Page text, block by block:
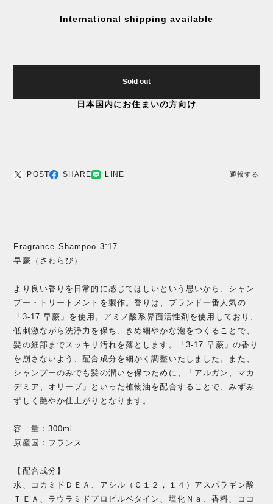
International shipping available
Sold out
日本国内にお住まいの方向け
POST SHARE LINE 通報する
Fragrance Shampoo 3⁻17
早蕨（さわらび）
より良い香りを日常的に感じてほしいという思いから、シャン
プー・トリートメントを製作。香りは、ブランド一番人気の
「3-17 早蕨」を使用。アミノ酸系界面活性剤を使用しており、
低刺激ながら洗浄力を保ち、きめ細やかな泡をつくることで、
髪の細部までスッキリ汚れを落とします。「3-17 早蕨」の香り
を崩さないよう、配合成分を細かく調整いたしました。また、
シャンプーのみでも髪の潤いを保つために、「アルガン、マカ
デミア、オリーブ」といった植物油を配合することで、みずみ
ずしく艶やか仕上がりとなります。
容 量：300ml
原産国：フランス
【配合成分】
水、コカミドＤＥＡ、アシル（Ｃ１２，１４）アスパラギン酸
ＴＥＡ、ラウラミドプロピルベタイン、塩化Ｎａ、香料、ココ